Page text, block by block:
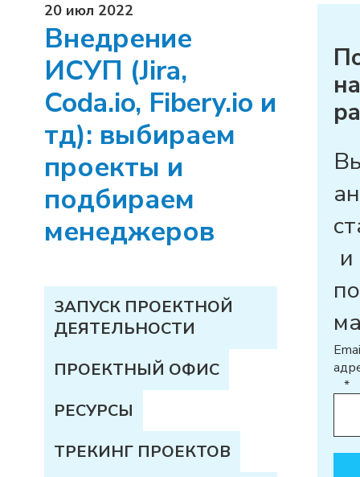
20 июл 2022
Внедрение
ИСУП (Jira,
Coda.io, Fibery.io и
тд): выбираем
проекты и
подбираем
менеджеров
ЗАПУСК ПРОЕКТНОЙ
ДЕЯТЕЛЬНОСТИ
ПРОЕКТНЫЙ ОФИС
РЕСУРСЫ
ТРЕКИНГ ПРОЕКТОВ
на
и
*